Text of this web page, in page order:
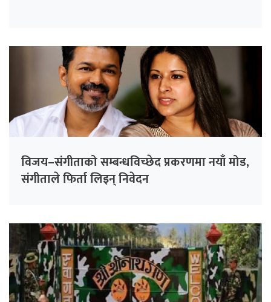
विजय–संगीताको सम्बन्धविच्छेद प्रकरणमा नयाँ मोड,
संगीता‍ले फिर्ता लिइन् निवेदन